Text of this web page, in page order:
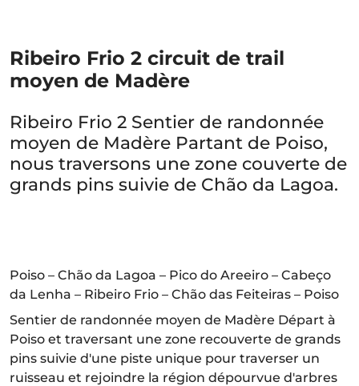
Ribeiro Frio 2 circuit de trail
moyen de Madère
Ribeiro Frio 2 Sentier de randonnée
moyen de Madère Partant de Poiso,
nous traversons une zone couverte de
grands pins suivie de Chão da Lagoa.
Poiso – Chão da Lagoa – Pico do Areeiro – Cabeço
da Lenha – Ribeiro Frio – Chão das Feiteiras – Poiso
Sentier de randonnée moyen de Madère Départ à
Poiso et traversant une zone recouverte de grands
pins suivie d'une piste unique pour traverser un
ruisseau et rejoindre la région dépourvue d'arbres